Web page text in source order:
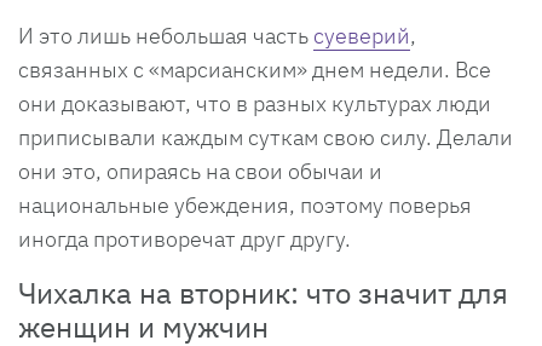
И это лишь небольшая часть суеверий,
связанных с «марсианским» днем недели. Все
они доказывают, что в разных культурах люди
приписывали каждым суткам свою силу. Делали
они это, опираясь на свои обычаи и
национальные убеждения, поэтому поверья
иногда противоречат друг другу.
Чихалка на вторник: что значит для
женщин и мужчин